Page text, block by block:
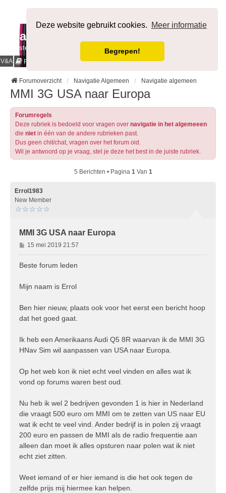
Deze website gebruikt cookies. Meer informatie
Begrepen!
NavigatieForum
Bestemming bereikt.
V&A Regels
Forumoverzicht Navigatie Algemeen Navigatie algemeen
MMI 3G USA naar Europa
Forumregels
Deze rubriek is bedoeld voor vragen over navigatie in het algemeeen
die niet in één van de andere rubrieken past.
Dus geen chit/chat, vragen over het forum oid.
Wil je antwoord op je vraag, stel je deze het best in de juiste rubriek.
5 Berichten • Pagina 1Van 1
Errol1983
New Member
MMI 3G USA naar Europa
B
e
h
15 mei 2019 21:57
Beste forum leden
Mijn naam is Errol
Ben hier nieuw, plaats ook voor het eerst een bericht hoop
dat het goed gaat.
Ik heb een Amerikaans Audi Q5 8R waarvan ik de MMI 3G
HNav Sim wil aanpassen van USA naar Europa.
Op het web kon ik niet echt veel vinden en alles wat ik
vond op forums waren best oud.
Nu heb ik wel 2 bedrijven gevonden 1 is hier in Nederland
die vraagt 500 euro om MMI om te zetten van US naar EU
wat ik echt te veel vind. Ander bedrijf is in polen zij vraagt
200 euro en passen de MMI als de radio frequentie aan
alleen dan moet ik alles opsturen naar polen wat ik niet
echt ziet zitten.
Weet iemand of er hier iemand is die het ook tegen de
zelfde prijs mij hiermee kan helpen.